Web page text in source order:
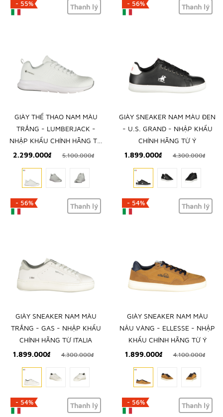
- 55% Thanh lý
GIÀY THỂ THAO NAM MÀU
TRẮNG - LUMBERJACK -
NHẬP KHẨU CHÍNH HÃNG TỪ
2.299.000₫ 5.100.000₫
- 56% Thanh lý
GIÀY SNEAKER NAM MÀU ĐEN
- U.S. GRAND - NHẬP KHẨU
CHÍNH HÃNG TỪ Ý
1.899.000₫
4.300.000₫
- 56% Thanh lý
GIÀY SNEAKER NAM MÀU
TRẮNG - GAS - NHẬP KHẨU
CHÍNH HÃNG TỪ ITALIA
1.899.000₫
4.300.000₫
- 54% Thanh lý
GIÀY SNEAKER NAM MÀU
NÂU VÀNG - ELLESSE - NHẬP
KHẨU CHÍNH HÃNG TỪ Ý
1.899.000₫
4.100.000₫
- 54% Thanh lý - 56% Thanh lý